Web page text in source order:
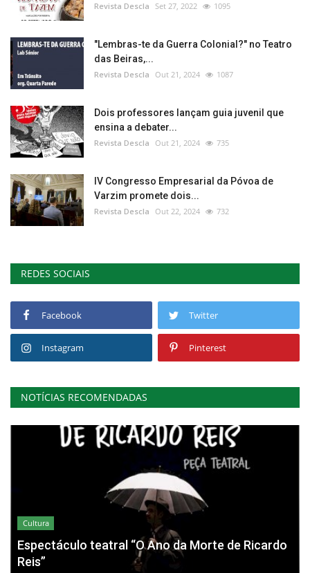
Revista Descla Set 27, 2022 1095
"Lembras-te da Guerra Colonial?" no Teatro
das Beiras,...
Revista Descla Out 21, 2024 1087
Dois professores lançam guia juvenil que
ensina a debater...
Revista Descla Out 21, 2024 735
IV Congresso Empresarial da Póvoa de
Varzim promete dois...
Revista Descla Out 22, 2024 732
REDES SOCIAIS
Facebook Twitter
Instagram Pinterest
NOTÍCIAS RECOMENDADAS
Cultura
Espectáculo teatral “O Ano da Morte de Ricardo
Reis”